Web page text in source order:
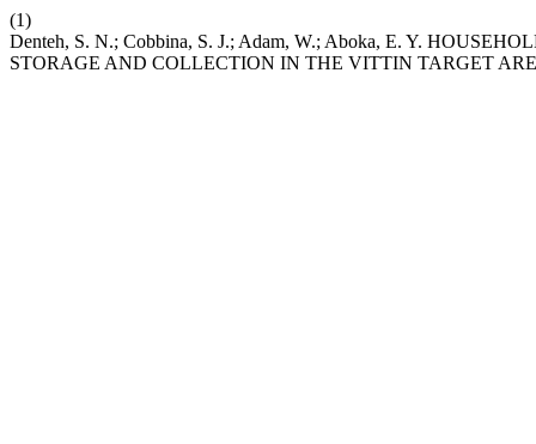
(1)
Denteh, S. N.; Cobbina, S. J.; Adam, W.; Aboka, E. Y.
STORAGE AND COLLECTION IN THE VITTIN TARGET